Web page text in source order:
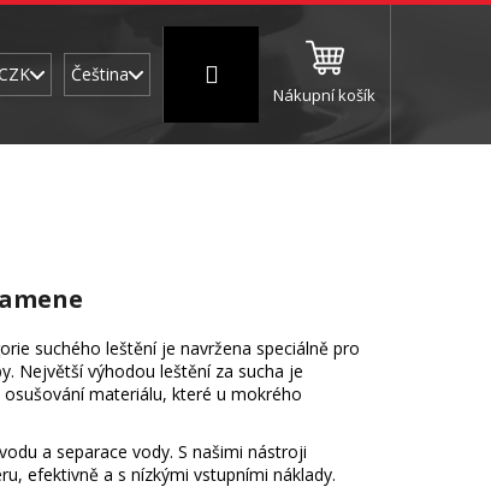
Brusné a leštící válce
Čeština Přihlášení
Nákupní košík
suchého leštění je navržena speciálně pro
Největší výhodou leštění za sucha je
materiálu, které u mokrého
a separace vody. S našimi nástroji
efektivně a s nízkými vstupními náklady.